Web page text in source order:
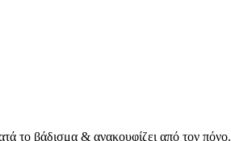
το βάδισμα & ανακουφίζει από τον πόνο.